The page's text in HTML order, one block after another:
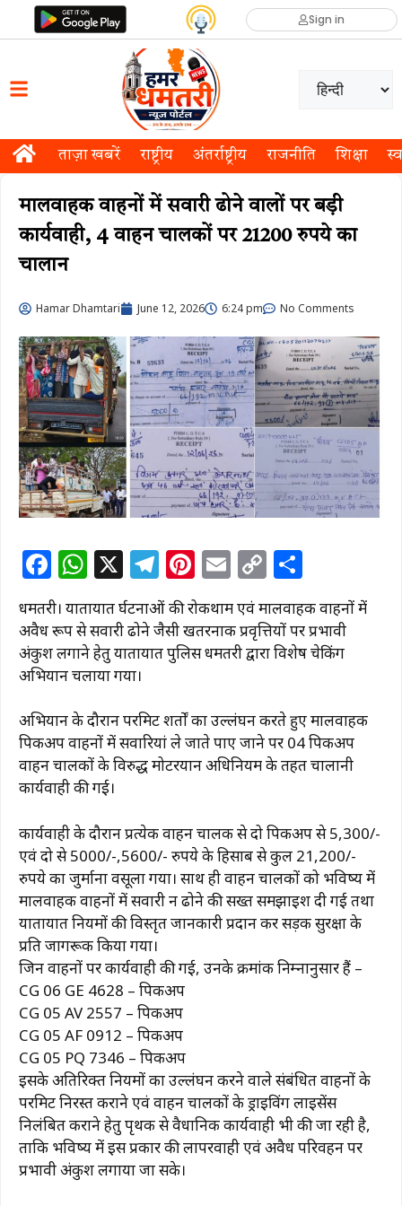
Sign in
ताज़ा खबरें राष्ट्रीय अंतर्राष्ट्रीय राजनीति शिक्षा
मालवाहक वाहनों में सवारी ढोने वालों पर बड़ी
कार्यवाही, 4 वाहन चालकों पर 21200 रुपये का
चालान
Hamar Dhamtari June 12, 2026 6:24 pm No Comments
F
a
c
e
b
o
o
k
W
at
s
A
p
p
X T
el
e
g
m
Pi
n
te
re
E
m
ai
l
C
p
y
n
k
ar
e
धमतरी। यातायात दुर्घटनाओं की रोकथाम एवं मालवाहक वाहनों में
अवैध रूप से सवारी ढोने जैसी खतरनाक प्रवृत्तियों पर प्रभावी
अंकुश लगाने हेतु यातायात पुलिस धमतरी द्वारा विशेष चेकिंग
अभियान चलाया गया।
अभियान के दौरान परमिट शर्तों का उल्लंघन करते हुए मालवाहक
पिकअप वाहनों में सवारियां ले जाते पाए जाने पर 04 पिकअप
वाहन चालकों के विरुद्ध मोटरयान अधिनियम के तहत चालानी
कार्यवाही की गई।
कार्यवाही के दौरान प्रत्येक वाहन चालक से दो पिकअप से 5,300/-
एवं दो से 5000/-,5600/- रुपये के हिसाब से कुल 21,200/-
रुपये का जुर्माना वसूला गया। साथ ही वाहन चालकों को भविष्य में
मालवाहक वाहनों में सवारी न ढोने की सख्त समझाइश दी गई तथा
यातायात नियमों की विस्तृत जानकारी प्रदान कर सड़क सुरक्षा के
प्रति जागरूक किया गया।
जिन वाहनों पर कार्यवाही की गई, उनके क्रमांक निम्नानुसार हैं –
CG 06 GE 4628 – पिकअप
CG 05 AV 2557 – पिकअप
CG 05 AF 0912 – पिकअप
CG 05 PQ 7346 – पिकअप
इसके अतिरिक्त नियमों का उल्लंघन करने वाले संबंधित वाहनों के
परमिट निरस्त कराने एवं वाहन चालकों के ड्राइविंग लाइसेंस
निलंबित कराने हेतु पृथक से वैधानिक कार्यवाही भी की जा रही है,
ताकि भविष्य में इस प्रकार की लापरवाही एवं अवैध परिवहन पर
प्रभावी अंकुश लगाया जा सके।